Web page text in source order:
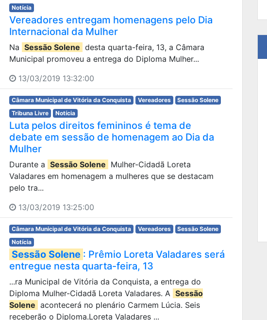
Notícia
Vereadores entregam homenagens pelo Dia
Internacional da Mulher
Na Sessão Solene desta quarta-feira, 13, a Câmara
Municipal promoveu a entrega do Diploma Mulher...
13/03/2019 13:32:00
Câmara Municipal de Vitória da Conquista Vereadores
Sessão Solene
Tribuna Livre
Notícia
Luta pelos direitos femininos é tema de
debate em sessão de homenagem ao Dia da
Mulher
Durante a Sessão Solene Mulher-Cidadã Loreta
Valadares em homenagem a mulheres que se destacam
pelo tra...
13/03/2019 13:25:00
Câmara Municipal de Vitória da Conquista Vereadores
Sessão Solene
Notícia
Sessão Solene : Prêmio Loreta Valadares será
entregue nesta quarta-feira, 13
...ra Municipal de Vitória da Conquista, a entrega do
Diploma Mulher-Cidadã Loreta Valadares. A Sessão
Solene acontecerá no plenário Carmem Lúcia. Seis
receberão o Diploma.Loreta Valadares ...